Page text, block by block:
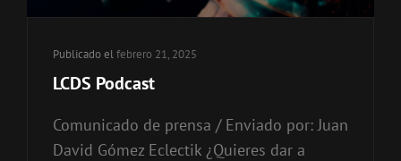
Publicado elfebrero 21, 2025
LCDS Podcast
Comunicado de prensa / Enviado por: Juan
David Gómez Eclectik ¿Quieres dar a